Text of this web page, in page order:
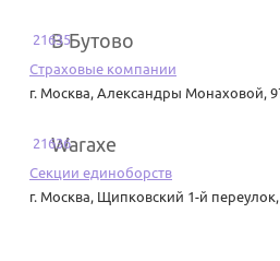
21635В Бутово
Страховые компании
г. Москва, Александры Монаховой,
21636Waraxe
Секции единоборств
г. Москва, Щипковский 1-й переулок,